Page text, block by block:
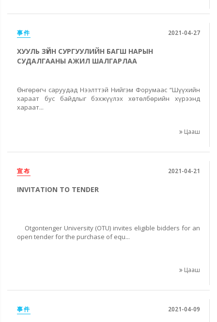
事件 2021-04-27
ХУУЛЬ ЗҮЙН СУРГУУЛИЙН БАГШ НАРЫН
СУДАЛГААНЫ АЖИЛ ШАЛГАРЛАА
Өнгөрөгч саруудад Нээлттэй Нийгэм Форумаас “Шүүхийн
хараат бус байдлыг бэхжүүлэх хөтөлбөрийн хүрээнд
хараат...
Цааш
宣布 2021-04-21
INVITATION TO TENDER
Otgontenger University (OTU) invites eligible bidders for an
open tender for the purchase of equ...
Цааш
事件 2021-04-09